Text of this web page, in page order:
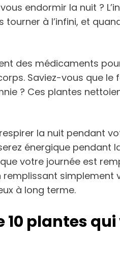
endormir la nuit ?
tourner à l’infini, et
des médicaments
Saviez-vous que
? Ces plantes
la nuit pendant
énergique pendant
votre journée est
simplement
à long terme.
10 plantes